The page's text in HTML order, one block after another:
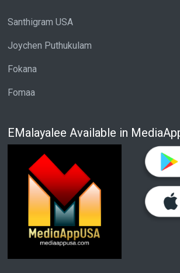
Santhigram USA
Joychen Puthukulam
Fokana
Fomaa
EMalayalee Available in